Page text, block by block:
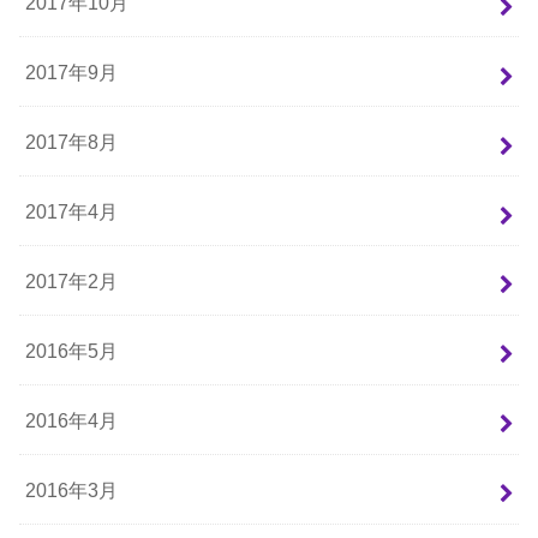
2017年9月
2017年8月
2017年4月
2017年2月
2016年5月
2016年4月
2016年3月